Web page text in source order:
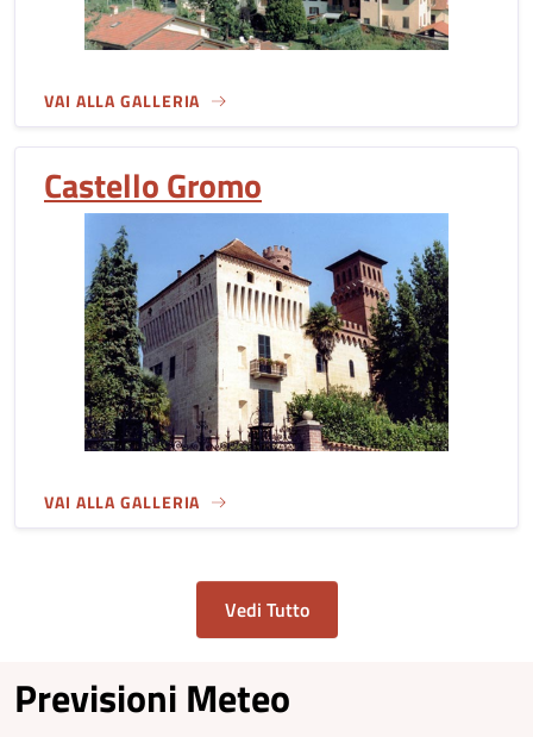
VAI ALLA GALLERIA
Castello Gromo
VAI ALLA GALLERIA
Vedi Tutto
Previsioni Meteo